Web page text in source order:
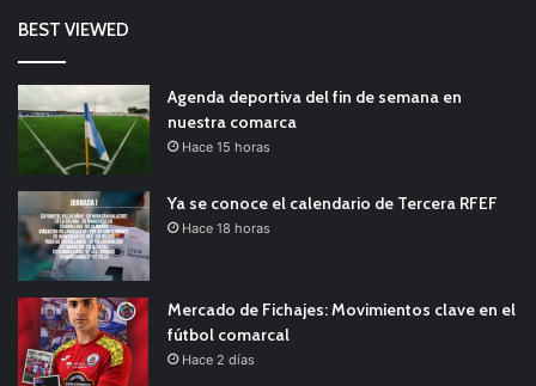
BEST VIEWED
Agenda deportiva del fin de semana en
nuestra comarca
Hace 15 horas
Ya se conoce el calendario de Tercera RFEF
Hace 18 horas
Mercado de Fichajes: Movimientos clave en el
fútbol comarcal
Hace 2 días